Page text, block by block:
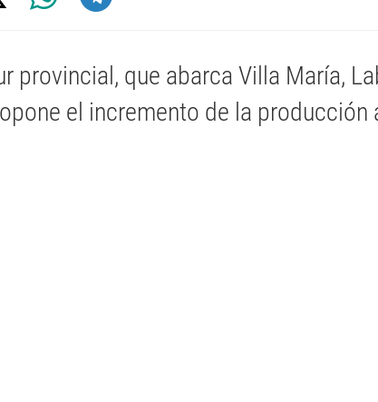
provincial, que abarca Villa María,
el incremento de la producción